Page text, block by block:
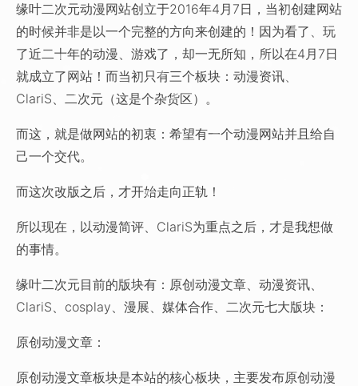
缘叶二次元动漫网站创立于2016年4月7日，当初创建网站
的时候并非是以一个完整的方向来创建的！因为看了、玩
了近二十年的动漫、游戏了，却一无所知，所以在4月7日
就成立了网站！而当初只有三个板块：动漫资讯、
ClariS、二次元（这是个杂货区）。
而这，就是做网站的初衷：希望有一个动漫网站并且给自
己一个交代。
而这次改版之后，才开始走向正轨！
所以现在，以动漫简评、ClariS为重点之后，才是我想做
的事情。
缘叶二次元目前的版块有：原创动漫文章、动漫资讯、
ClariS、cosplay、漫展、媒体合作、二次元七大版块：
原创动漫文章：
原创动漫文章板块是本站的核心板块，主要发布原创动漫